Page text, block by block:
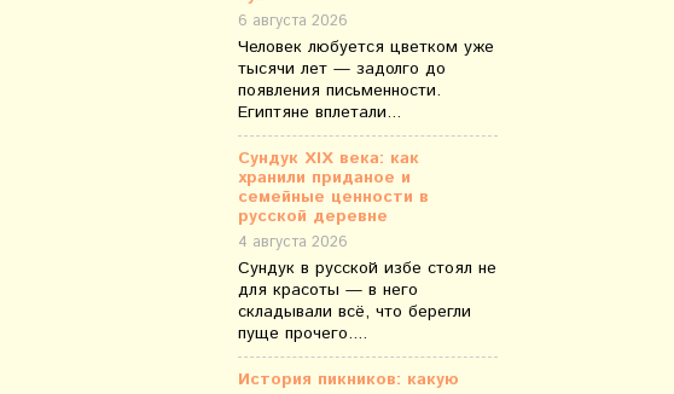
6 августа 2026
Человек любуется цветком уже
тысячи лет — задолго до
появления письменности.
Египтяне вплетали...
Сундук XIX века: как
хранили приданое и
семейные ценности в
русской деревне
4 августа 2026
Сундук в русской избе стоял не
для красоты — в него
складывали всё, что берегли
пуще прочего....
История пикников: какую